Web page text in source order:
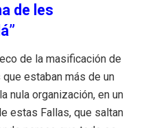
de les
de la masificación de
estaban más de un
nula organización, en un
estas Fallas, que saltan